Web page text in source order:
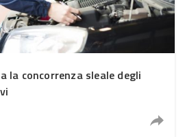
la concorrenza sleale degli